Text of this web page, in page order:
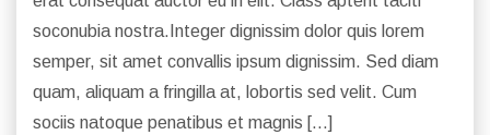
soconubia nostra.Integer dignissim dolor quis lorem
semper, sit amet convallis ipsum dignissim. Sed diam
quam, aliquam a fringilla at, lobortis sed velit. Cum
sociis natoque penatibus et magnis […]